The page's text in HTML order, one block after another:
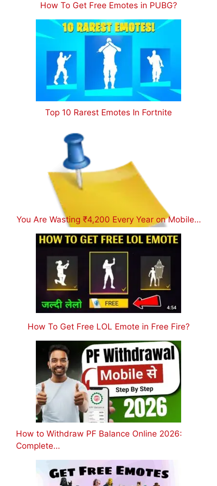
How To Get Free Emotes in PUBG?
Top 10 Rarest Emotes In Fortnite
You Are Wasting ₹4,200 Every Year on Mobile…
How To Get Free LOL Emote in Free Fire?
How to Withdraw PF Balance Online 2026:
Complete…